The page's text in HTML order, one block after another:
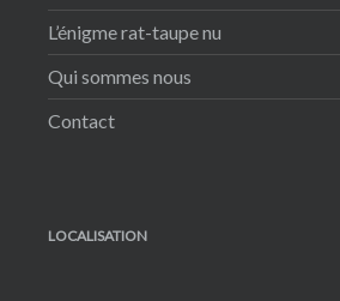
L’énigme rat-taupe nu
Qui sommes nous
Contact
LOCALISATION